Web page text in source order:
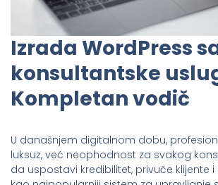
Izrada WordPress
konsultantske
Kompletan vodič
U današnjem digitalnom dobu,
luksuz, već neophodnost za svakog
da uspostavi kredibilitet, privuče klijente i